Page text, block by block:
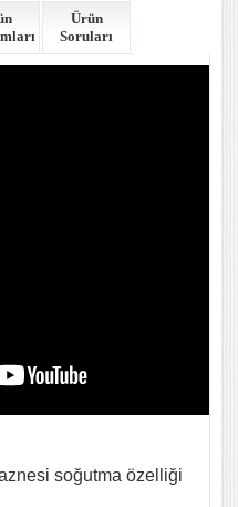
Ürün
Soruları
soğutma özelliği